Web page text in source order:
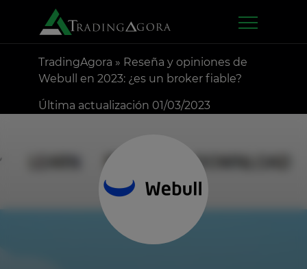
TradingAgora » Reseña y opiniones de
Webull en 2023: ¿es un broker fiable?
Última actualización 01/03/2023